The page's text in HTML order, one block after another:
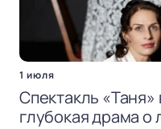
1 июля
Спектакль
глубокая драма о